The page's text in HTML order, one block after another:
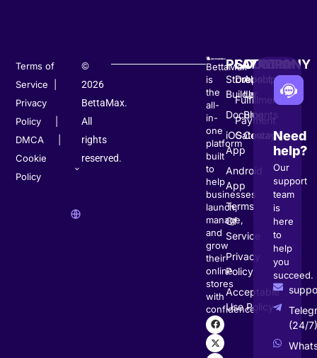
BettaMax
is
the
all-
in-
one
platform
built
to
help
businesses
launch,
manage,
and
grow
their
online
stores
with
confidence.
PLATFORM
Store
Builder
Documents
iOS
App
Android
App
Terms
Of
Service
Privacy
Policy
Acceptable
Use Policy
SOLUTION
Dropshipping
Fulfillment
Payment
Gateway
COMPANY
About
Us
Blog
ContactNeed
help?
Our
support
team
is
here
to
help
you
succeed.
(24/
©
2026
BettaMax.
All
rights
reserved.
Terms of
Service
Privacy
Policy
DMCA
Cookie
Policy